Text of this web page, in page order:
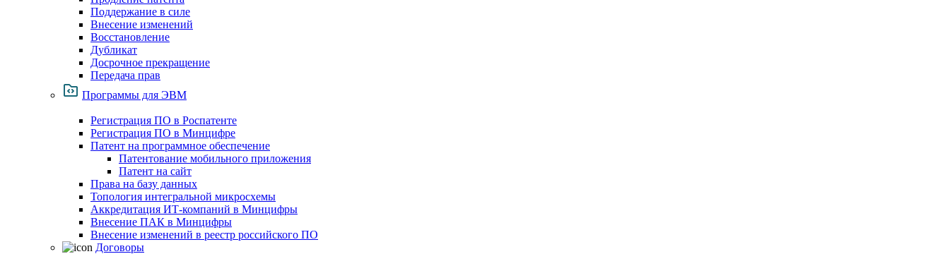
Поддержание в силе
Внесение изменений
Восстановление
Дубликат
Досрочное прекращение
Передача прав
Программы для ЭВМ
Регистрация ПО в Роспатенте
Регистрация ПО в Минцифре
Патент на программное обеспечение
Патентование мобильного приложения
Патент на сайт
Права на базу данных
Топология интегральной микросхемы
Аккредитация ИТ-компаний в Минцифры
Внесение ПАК в Минцифры
Внесение изменений в реестр российского ПО
Договоры